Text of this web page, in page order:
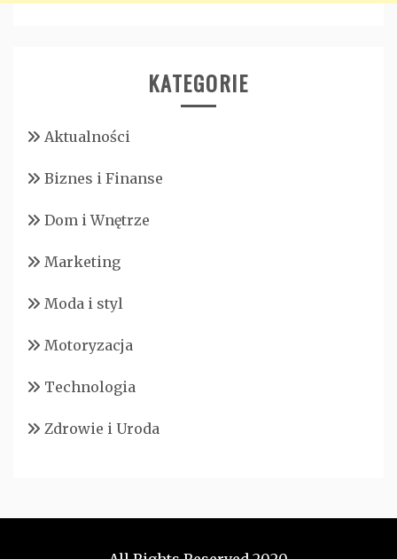
KATEGORIE
Aktualności
Biznes i Finanse
Dom i Wnętrze
Marketing
Moda i styl
Motoryzacja
Technologia
Zdrowie i Uroda